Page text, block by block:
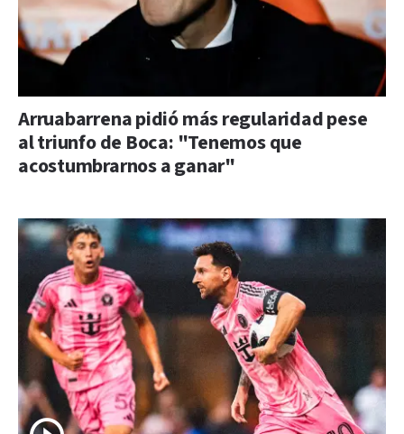
Arruabarrena pidió más regularidad pese
al triunfo de Boca: "Tenemos que
acostumbrarnos a ganar"